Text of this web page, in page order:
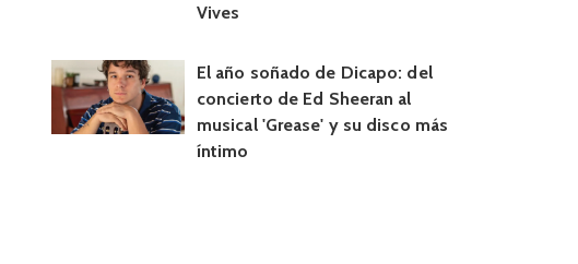
Vives
El año soñado de Dicapo: del
concierto de Ed Sheeran al
musical 'Grease' y su disco más
íntimo